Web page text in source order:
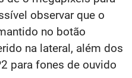
observar que o
no botão
na lateral, além dos
para fones de ouvido